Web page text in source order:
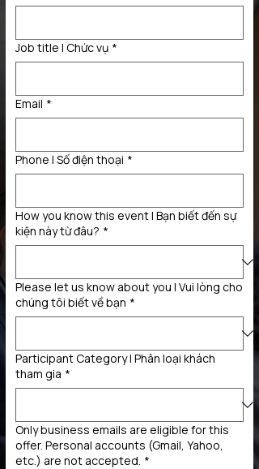
Job title | Chức vụ *
Email *
Phone | Số điện thoại *
How you know this event | Bạn biết đến sự
kiện này từ đâu? *
Please let us know about you | Vui lòng cho
chúng tôi biết về bạn *
Participant Category | Phân loại khách
tham gia *
Only business emails are eligible for this
offer. Personal accounts (Gmail, Yahoo,
etc.) are not accepted. *